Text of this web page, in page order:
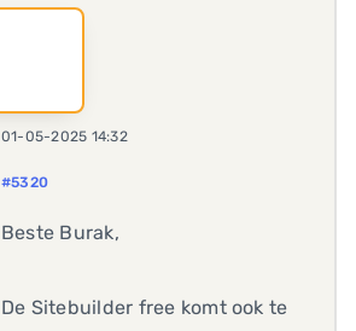
01-05-2025 14:32
#5320
Beste Burak,
De Sitebuilder free komt ook te